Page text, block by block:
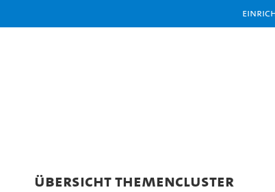
ÜBERSICHT THEMENCLUSTER